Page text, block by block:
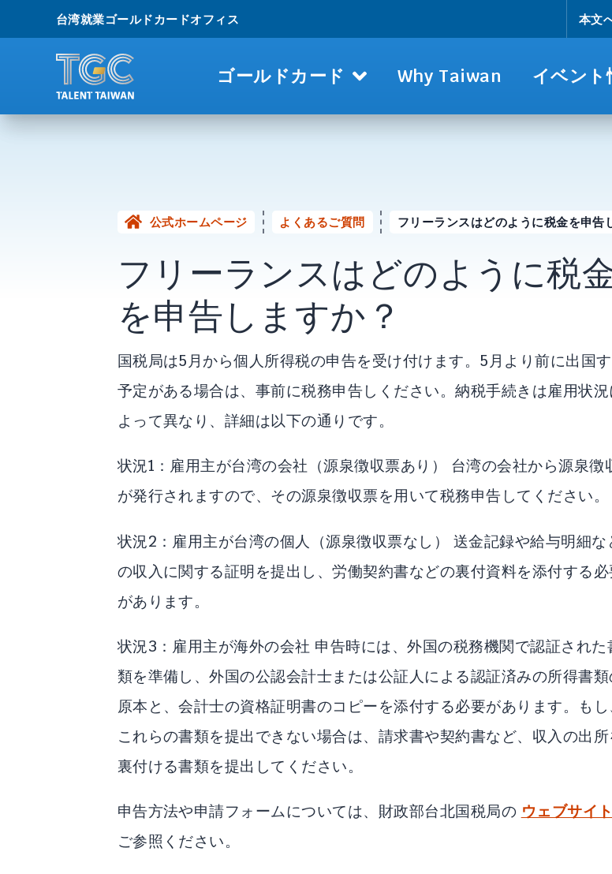
台湾就業ゴールドカードオフィス 本文
ゴールドカード Why Taiwan イベント
公式ホームページ よくあるご質問 フリーランスはどのように税金を申告
フリーランスはどのように税
を申告しますか？
国税局は5月から個人所得税の申告を受け付けます。5月より前に出国
予定がある場合は、事前に税務申告しください。納税手続きは雇用状況
よって異なり、詳細は以下の通りです。
状況1：雇用主が台湾の会社（源泉徴収票あり） 台湾の会社から源泉徴
が発行されますので、その源泉徴収票を用いて税務申告してください。
状況2：雇用主が台湾の個人（源泉徴収票なし） 送金記録や給与明細な
の収入に関する証明を提出し、労働契約書などの裏付資料を添付する
があります。
状況3：雇用主が海外の会社 申告時には、外国の税務機関で認証された
類を準備し、外国の公認会計士または公証人による認証済みの所得書
原本と、会計士の資格証明書のコピーを添付する必要があります。もし
これらの書類を提出できない場合は、請求書や契約書など、収入の出所
裏付ける書類を提出してください。
申告方法や申請フォームについては、財政部台北国税局の ウェブサイト
ご参照ください。